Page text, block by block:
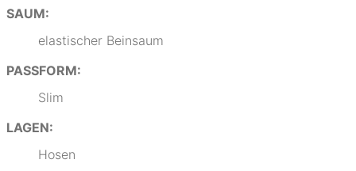
SAUM:
elastischer Beinsaum
PASSFORM:
Slim
LAGEN:
Hosen